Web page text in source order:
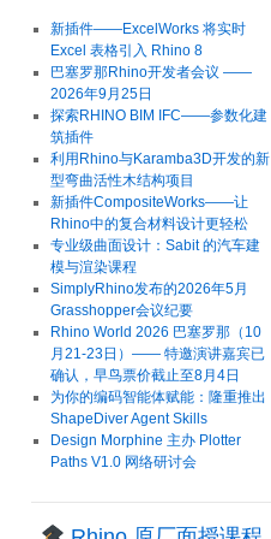
新插件——ExcelWorks 将实时
Excel 表格引入 Rhino 8
巴塞罗那Rhino开发者会议 ——
2026年9月25日
探索RHINO BIM IFC——参数化建
筑插件
利用Rhino与Karamba3D开发的新
型弯曲活性木结构项目
新插件CompositeWorks——让
Rhino中的复合材料设计更轻松
专业级曲面设计：Sabit 的汽车建
模与渲染课程
SimplyRhino发布的2026年5月
Grasshopper会议纪要
Rhino World 2026 巴塞罗那（10
月21-23日）—— 特邀演讲嘉宾已
确认，早鸟票价截止至8月4日
为你的编码智能体赋能：隆重推出
ShapeDiver Agent Skills
Design Morphine 主办 Plotter
Paths V1.0 网络研讨会